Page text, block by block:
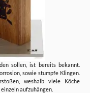
sollen, ist bereits bekannt.
sowie stumpfe Klingen.
weshalb viele Köche
aufzuhängen.